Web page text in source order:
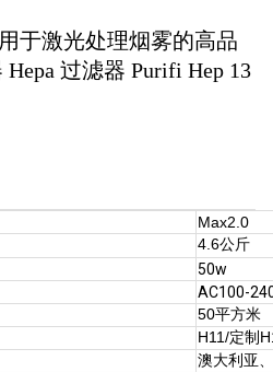
于激光处理烟雾的高品
过滤器 Purifi Hep 13
Max2.0
4.6公斤
50w
AC100-
50平方米
H11/定制
澳大利亚